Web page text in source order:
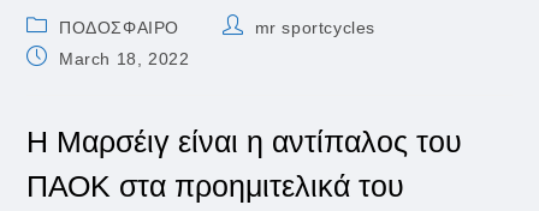
Post
category:
ΠΟΔΟΣΦΑΙΡΟ
Postmr sportcycles
PostMarch 18, 2022
Η Μαρσέιγ είναι η αντίπαλος του
ΠΑΟΚ στα προημιτελικά του